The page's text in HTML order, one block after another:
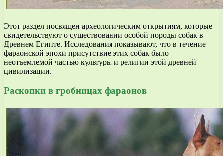
Этот раздел посвящен археологическим открытиям, которые
свидетельствуют о существовании особой породы собак в
Древнем Египте. Исследования показывают, что в течение
фараонской эпохи присутствие этих собак было
неотъемлемой частью культуры и религии этой древней
цивилизации.
Раскопки в гробницах фараонов